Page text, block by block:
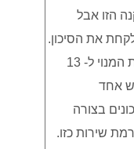
הזו אבל
את הסיכון.
תוך בערך שלוש שעות סידרו לי את המנוי ל- 13
אחד
בצורה
שירות כזו.